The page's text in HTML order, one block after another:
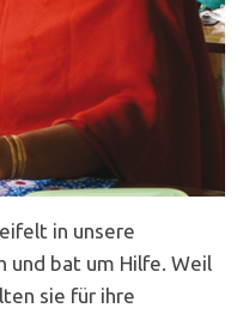
in unsere
und bat um Hilfe. Weil
sie für ihre